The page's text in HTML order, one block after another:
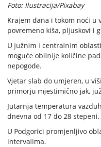
Foto: Ilustracija/Pixabay
Krajem dana i tokom noći u
povremeno kiša, pljuskovi i
U južnim i centralnim
moguće obilnije količine
nepogode.
Vjetar slab do umjeren, u
primorju mjestimično jak,
Jutarnja temperatura
dnevna od 17 do 28 stepeni.
U Podgorici promjenljivo
intervalima.